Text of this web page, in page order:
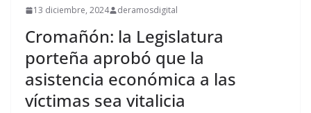
13 diciembre, 2024 deramosdigital
Cromañón: la Legislatura
porteña aprobó que la
asistencia económica a las
víctimas sea vitalicia